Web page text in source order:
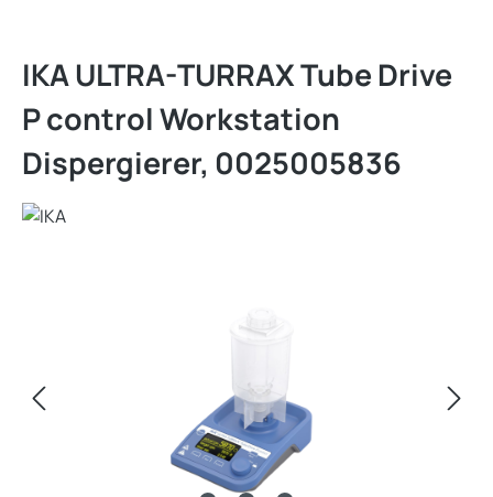
IKA ULTRA-TURRAX Tube Drive
P control Workstation
Dispergierer, 0025005836